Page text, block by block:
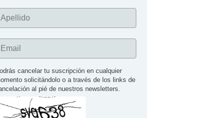
Apellido
Email
cancelar tu suscripción en cualquier
solicitándolo o a través de los links de
al pié de nuestros newsletters.